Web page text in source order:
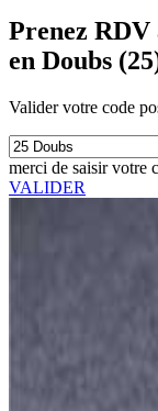
Prenez RDV
en Doubs
Valider votre code
merci de saisir votre
VALIDER